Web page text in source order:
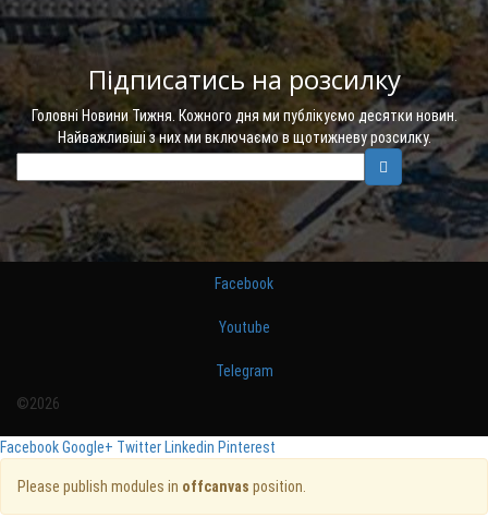
Підписатись на розсилку
Головні Новини Тижня. Кожного дня ми публікуємо десятки новин.
Найважливіші з них ми включаємо в щотижневу розсилку.
Facebook
Youtube
Telegram
©2026
FacebookGoogle+ TwitterLinkedin Pinterest
Please publish modules in offcanvas position.